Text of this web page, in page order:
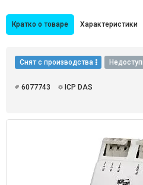
Кратко о товаре Характеристики
Снят с производства
6077743 ICP DAS